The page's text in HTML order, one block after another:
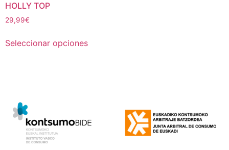
HOLLY TOP
29,99€
Seleccionar opciones